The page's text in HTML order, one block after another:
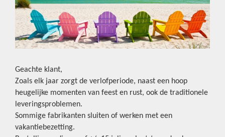
Geachte klant,
Zoals elk jaar zorgt de verlofperiode, naast een hoop
heugelijke momenten van feest en rust, ook de traditionele
leveringsproblemen.
Sommige fabrikanten sluiten of werken met een
vakantiebezetting.